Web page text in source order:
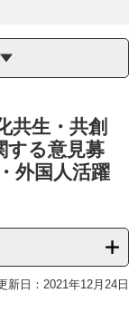
共生・共創
する意見募
外国人活躍
新日：2021年12月24日